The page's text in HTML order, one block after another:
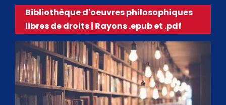
Bibliothèque d'oeuvres philosophiques
libres de droits | Rayons .epub et .pdf